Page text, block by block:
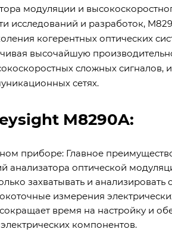
модуляции и
исследований и разработок,
когерентных оптических
высочайшую
сложных сигналов,
сетях.
M8290A:
приборе: Главное
анализатора оптической
захватывать и
измерения
время на настройку и
компонентов.